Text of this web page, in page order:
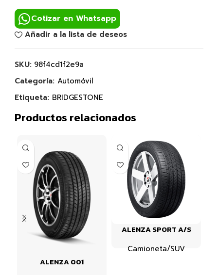
Cotizar en Whatsapp
Añadir a la lista de deseos
SKU: 98f4cd1f2e9a
Categoría: Automóvil
Etiqueta: BRIDGESTONE
Productos relacionados
ALENZA 001
ALENZA SPORT A/S
Camioneta/SUV